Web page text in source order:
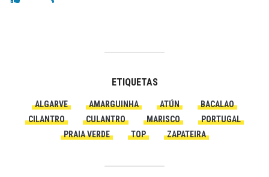
ETIQUETAS
ALGARVE AMARGUINHA ATÚN
BACALAO
CILANTRO
CULANTRO MARISCO
PORTUGAL
PRAIA VERDE
TOP ZAPATEIRA